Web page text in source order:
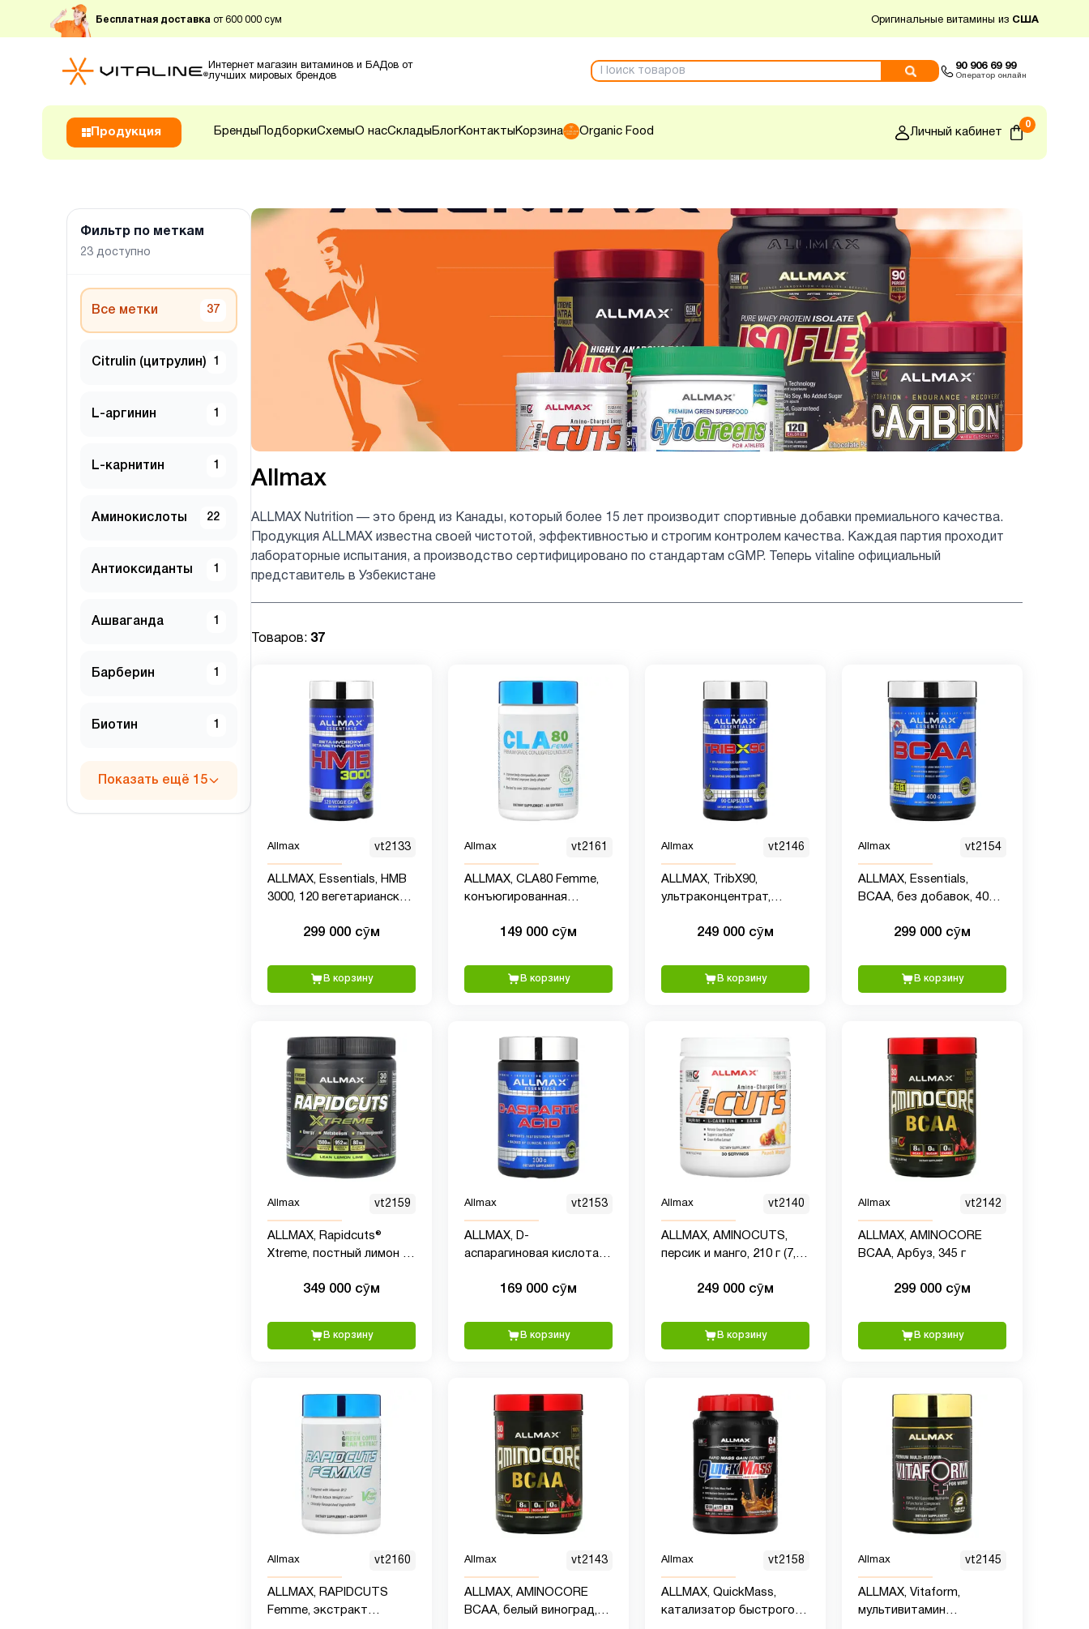
Бесплатная доставка от 600 000 сум Оригинальные витамины из США
Интернет магазин витаминов и БАДов от
лучших мировых брендов
90 906 69 99
Оператор онлайн
Продукция Бренды ПодборкиСхемыО насСклады БлогКонтакты Корзина Organic Food Личный кабинет
0
Фильтр по меткам
23 доступно
Все метки 37
Citrulin (цитрулин) 1
L-аргинин 1
L-карнитин 1
Аминокислоты 22
Антиоксиданты 1
Ашваганда 1
Барберин 1
Биотин 1
Показать ещё 15
Allmax
ALLMAX Nutrition — это бренд из Канады, который более 15 лет производит спортивные добавки премиального качества.
Продукция ALLMAX известна своей чистотой, эффективностью и строгим контролем качества. Каждая партия проходит
лабораторные испытания, а производство сертифицировано по стандартам cGMP. Теперь vitaline официальный
представитель в Узбекистане
Товаров: 37
Allmax vt2133
ALLMAX, Essentials, HMB
3000, 120 вегетарианских
299 000 сӯм
В корзину
Allmax vt2161
ALLMAX, CLA80 Femme,
конъюгированная
премиального качества,
таблеток
149 000 сӯм
В корзину
Allmax vt2146
ALLMAX, TribX90,
ультраконцентрат,
фурастанолового типа,
249 000 сӯм
В корзину
Allmax vt2154
ALLMAX, Essentials,
BCAA, без добавок, 400 г
299 000 сӯм
В корзину
Allmax vt2159
ALLMAX, Rapidcuts®
Xtreme, постный лимон и
349 000 сӯм
В корзину
Allmax vt2153
ALLMAX, D-
аспарагиновая кислота,
169 000 сӯм
В корзину
Allmax vt2140
ALLMAX, AMINOCUTS,
персик и манго, 210 г (7,4
249 000 сӯм
В корзину
Allmax vt2142
ALLMAX, AMINOCORE
BCAA, Арбуз, 345 г
299 000 сӯм
В корзину
Allmax vt2160
ALLMAX, RAPIDCUTS
Femme, экстракт
Allmax vt2143
ALLMAX, AMINOCORE
BCAA, белый виноград,
Allmax vt2158
ALLMAX, QuickMass,
катализатор быстрого
Allmax vt2145
ALLMAX, Vitaform,
мультивитамин